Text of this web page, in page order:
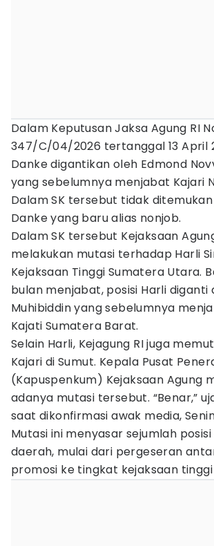
Dalam Keputusan Jaksa Agung RI
347/C/04/2026 tertanggal 13 April
Danke digantikan oleh Edmond
yang sebelumnya menjabat Kajari
Dalam SK tersebut tidak
Danke yang baru alias nonjob.
Dalam SK tersebut Kejaksaan
melakukan mutasi terhadap Harli
Kejaksaan Tinggi Sumatera Utara.
bulan menjabat, posisi Harli diganti
Muhibiddin yang sebelumnya
Kajati Sumatera Barat.
Selain Harli, Kejagung RI juga
Kajari di Sumut. Kepala Pusat
(Kapuspenkum) Kejaksaan Agung
adanya mutasi tersebut. “Benar,”
saat dikonfirmasi awak media,
Mutasi ini menyasar sejumlah
daerah, mulai dari pergeseran
promosi ke tingkat kejaksaan